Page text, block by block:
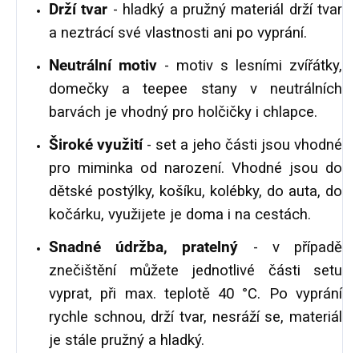
Drží tvar - hladký a pružný materiál drží tvar
a neztrácí své vlastnosti ani po vyprání.
Neutrální motiv - motiv s lesními zvířátky,
domečky a teepee stany v neutrálních
barvách je vhodný pro holčičky i chlapce.
Široké využití- set a jeho části jsou vhodné
pro miminka od narození. Vhodné jsou do
dětské postýlky, košíku, kolébky, do auta, do
kočárku, využijete je doma i na cestách.
Snadné údržba, pratelný - v případě
znečištění můžete jednotlivé části setu
vyprat, při max. teplotě 40 °C. Po vyprání
rychle schnou, drží tvar, nesráží se, materiál
je stále pružný a hladký.